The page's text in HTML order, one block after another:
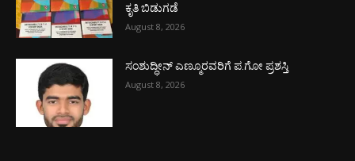
ಕೃತಿ ಬಿಡುಗಡೆ
August 8, 2026
ಸಂಶುದ್ಧೀನ್ ಎಣ್ಮೂರವರಿಗೆ ಪ.ಗೋ ಪ್ರಶಸ್ತಿ
August 8, 2026